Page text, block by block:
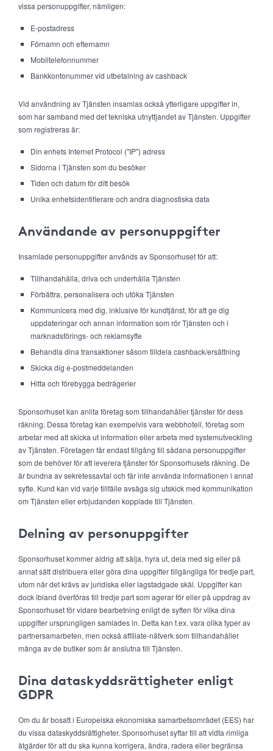
vissa personuppgifter, nämligen:
E-postadress
Förnamn och efternamn
Mobiltelefonnummer
Bankkontonummer vid utbetalning av cashback
Vid användning av Tjänsten insamlas också ytterligare uppgifter in,
som har samband med det tekniska utnyttjandet av Tjänsten. Uppgifter
som registreras är:
Din enhets Internet Protocol ("IP") adress
Sidorna i Tjänsten som du besöker
Tiden och datum för ditt besök
Unika enhetsidentifierare och andra diagnostiska data
Användande av personuppgifter
Insamlade personuppgifter används av Sponsorhuset för att:
Tillhandahålla, driva och underhålla Tjänsten
Förbättra, personalisera och utöka Tjänsten
Kommunicera med dig, inklusive för kundtjänst, för att ge dig
uppdateringar och annan information som rör Tjänsten och i
marknadsförings- och reklamsyfte
Behandla dina transaktioner såsom tilldela cashback/ersättning
Skicka dig e-postmeddelanden
Hitta och förebygga bedrägerier
Sponsorhuset kan anlita företag som tillhandahåller tjänster för dess
räkning. Dessa företag kan exempelvis vara webbhotell, företag som
arbetar med att skicka ut information eller arbeta med systemutveckling
av Tjänsten. Företagen får endast tillgång till sådana personuppgifter
som de behöver för att leverera tjänster för Sponsorhusets räkning. De
är bundna av sekretessavtal och får inte använda informationen i annat
syfte. Kund kan vid varje tillfälle avsäga sig utskick med kommunikation
om Tjänsten eller erbjudanden kopplade till Tjänsten.
Delning av personuppgifter
Sponsorhuset kommer aldrig att sälja, hyra ut, dela med sig eller på
annat sätt distribuera eller göra dina uppgifter tillgängliga för tredje part,
utom när det krävs av juridiska eller lagstadgade skäl. Uppgifter kan
dock ibland överföras till tredje part som agerar för eller på uppdrag av
Sponsorhuset för vidare bearbetning enligt de syften för vilka dina
uppgifter ursprungligen samlades in. Detta kan t.ex. vara olika typer av
partnersamarbeten, men också affiliate-nätverk som tillhandahåller
många av de butiker som är anslutna till Tjänsten.
Dina dataskyddsrättigheter enligt
GDPR
Om du är bosatt i Europeiska ekonomiska samarbetsområdet (EES) har
du vissa dataskyddsrättigheter. Sponsorhuset syftar till att vidta rimliga
åtgärder för att du ska kunna korrigera, ändra, radera eller begränsa